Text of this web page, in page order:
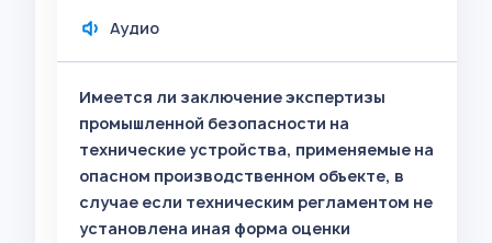
Аудио
Имеется ли заключение экспертизы
промышленной безопасности на
технические устройства, применяемые на
опасном производственном объекте, в
случае если техническим регламентом не
установлена иная форма оценки